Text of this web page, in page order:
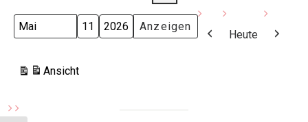
Monat
Tag
Jahr
Zurück
Heute
Weiter
Ansicht
ausdrucken